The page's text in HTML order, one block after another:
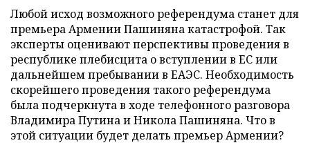
Любой исход возможного референдума станет для
премьера Армении Пашиняна катастрофой. Так
эксперты оценивают перспективы проведения в
республике плебисцита о вступлении в ЕС или
дальнейшем пребывании в ЕАЭС. Необходимость
скорейшего проведения такого референдума
была подчеркнута в ходе телефонного разговора
Владимира Путина и Никола Пашиняна. Что в
этой ситуации будет делать премьер Армении?